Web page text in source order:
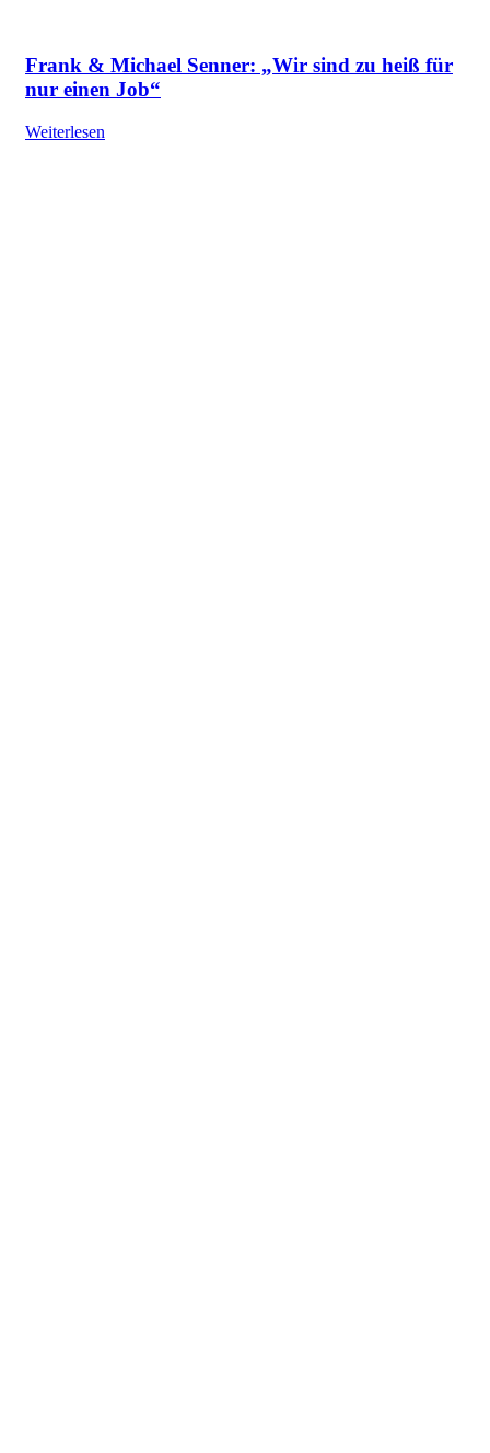
Frank & Michael Senner: „Wir sind zu heiß für
nur einen Job“
Weiterlesen